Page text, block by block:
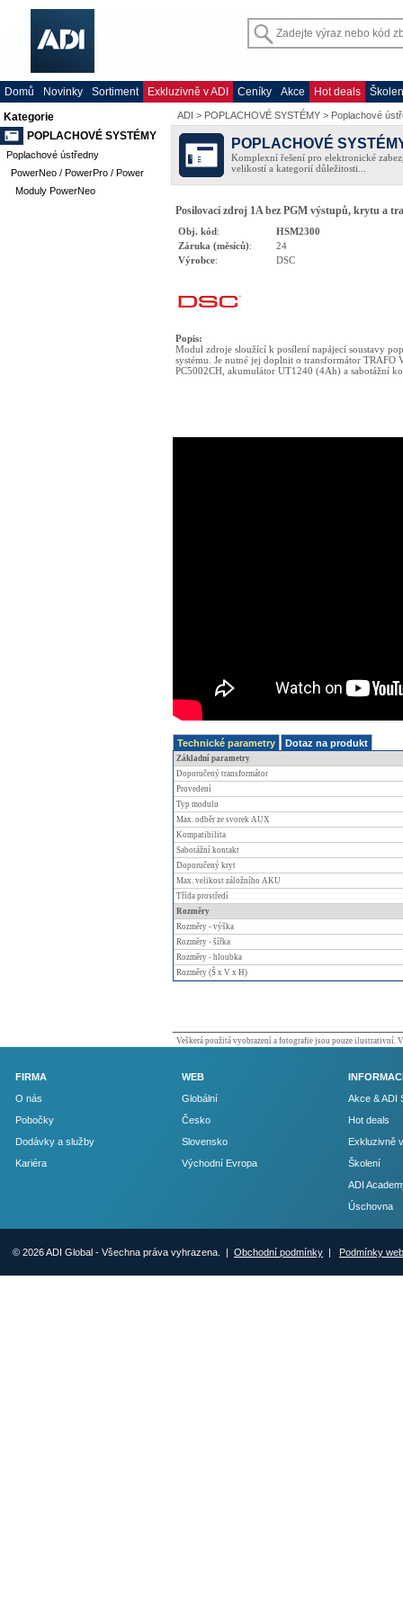
Domů Novinky Sortiment Exkluzivně v ADI Ceníky Akce Hot deals
Kategorie
POPLACHOVÉ SYSTÉMY
Poplachové ústředny
PowerNeo / PowerPro / Power
Moduly PowerNeo
ADI > POPLACHOVÉ SYSTÉMY > Poplachové
POPLACHOVÉ
Komplexní řešení pro elektronické
velikostí a kategorií důležitosti...
Posilovací zdroj 1A bez PGM výstupů, krytu a
Obj. kód:
HSM2300
Záruka (měsíců):
24
Výrobce: DSC
Popis:
Modul zdroje sloužící k posílení napájecí soustavy
systému. Je nutné jej doplnit o transformátor TRAFO
PC5002CH, akumulátor UT1240 (4Ah) a sabotážní
Technické parametry Dotaz na produkt
Základní parametry
Doporučený transformátor
Provedení
Typ modulu
Max. odběr ze svorek AUX
Kompatibilita
Sabotážní kontakt
Doporučený kryt
Max. velikost záložního AKU
Třída prostředí
Rozměry
Rozměry - výška
Rozměry - šířka
Rozměry - hloubka
Rozměry (Š x V x H)
Veškerá použitá vyobrazení a fotografie jsou pouze ilustrativní.
FIRMA
O nás
Pobočky
Dodávky a služby
Kariéra
WEB
Globální
Česko
Slovensko
Východní Evropa
Akce & ADI
Hot deals
Exkluzivně
Školení
ADI
Úschovna
© 2026 ADI Global - Všechna práva vyhrazena. | Obchodní podmínky | Podmínky